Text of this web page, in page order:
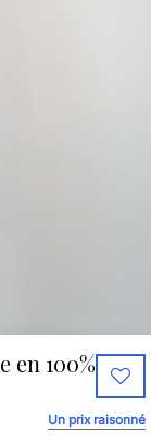
en 100%
Un prix raisonné